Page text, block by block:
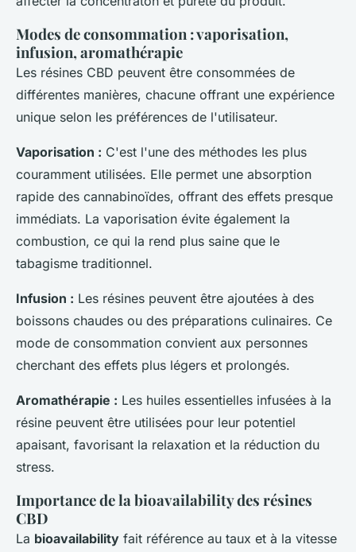
Modes de consommation : vaporisation,
infusion, aromathérapie
Les résines CBD peuvent être consommées de
différentes manières, chacune offrant une expérience
unique selon les préférences de l'utilisateur.
Vaporisation : C'est l'une des méthodes les plus
couramment utilisées. Elle permet une absorption
rapide des cannabinoïdes, offrant des effets presque
immédiats. La vaporisation évite également la
combustion, ce qui la rend plus saine que le
tabagisme traditionnel.
Infusion : Les résines peuvent être ajoutées à des
boissons chaudes ou des préparations culinaires. Ce
mode de consommation convient aux personnes
cherchant des effets plus légers et prolongés.
Aromathérapie : Les huiles essentielles infusées à la
résine peuvent être utilisées pour leur potentiel
apaisant, favorisant la relaxation et la réduction du
stress.
Importance de la bioavailability des résines
CBD
La bioavailability fait référence au taux et à la vitesse